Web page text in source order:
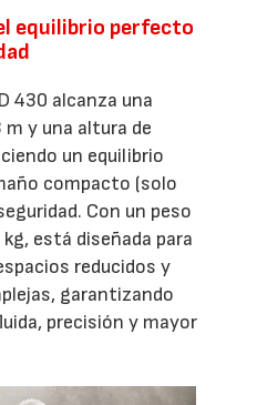
equilibrio perfecto
430 alcanza una
y una altura de
un equilibrio
compacto (solo
Con un peso
está diseñada para
reducidos y
garantizando
precisión y mayor